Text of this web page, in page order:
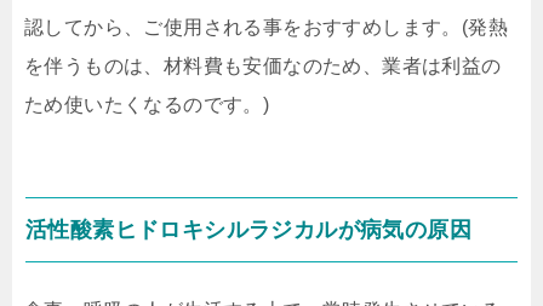
認してから、ご使用される事をおすすめします。(発熱
を伴うものは、材料費も安価なのため、業者は利益の
ため使いたくなるのです。)
活性酸素ヒドロキシルラジカルが病気の原因